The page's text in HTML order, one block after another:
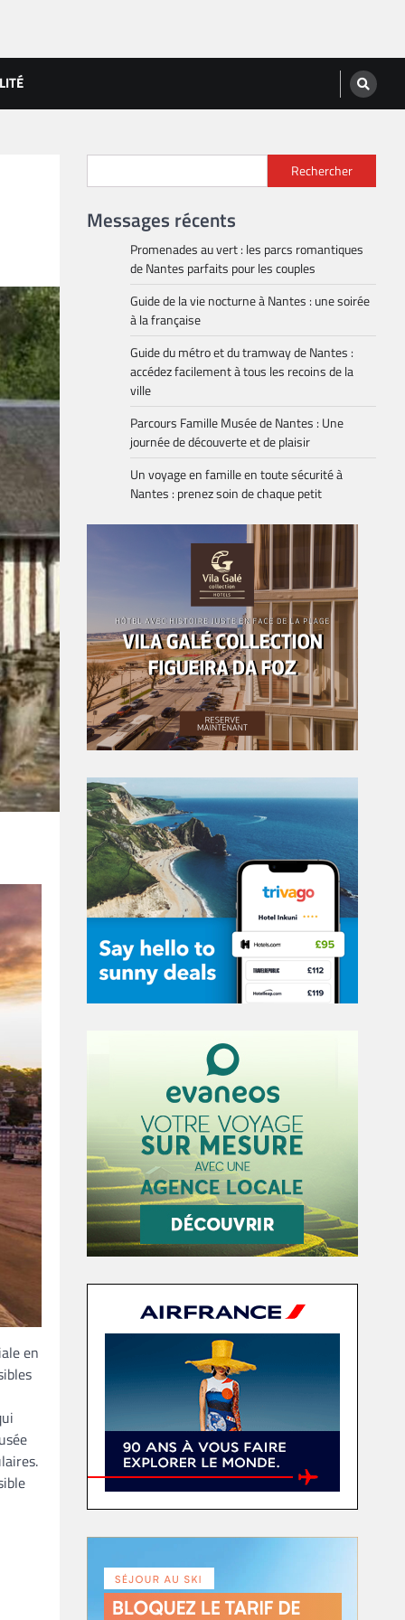
en
Rechercher
Messages récents
Promenades au vert : les parcs romantiques
de Nantes parfaits pour les couples
Guide de la vie nocturne à Nantes : une soirée
à la française
Guide du métro et du tramway de Nantes :
accédez facilement à tous les recoins de la
ville
Parcours Famille Musée de Nantes : Une
journée de découverte et de plaisir
Un voyage en famille en toute sécurité à
Nantes : prenez soin de chaque petit